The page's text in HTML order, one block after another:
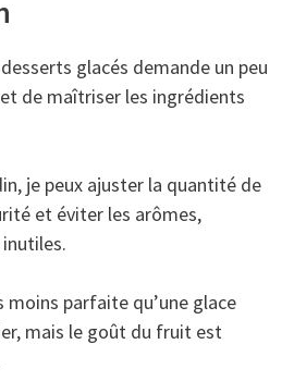
glacés demande un peu
de maîtriser les ingrédients
je peux ajuster la quantité de
et éviter les arômes,
parfaite qu’une glace
mais le goût du fruit est